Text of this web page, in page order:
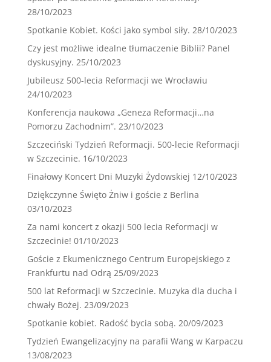
28/10/2023
Spotkanie Kobiet. Kości jako symbol siły. 28/10/2023
Czy jest możliwe idealne tłumaczenie Biblii? Panel
dyskusyjny. 25/10/2023
Jubileusz 500-lecia Reformacji we Wrocławiu
24/10/2023
Konferencja naukowa „Geneza Reformacji…na
Pomorzu Zachodnim”. 23/10/2023
Szczeciński Tydzień Reformacji. 500-lecie Reformacji
w Szczecinie. 16/10/2023
Finałowy Koncert Dni Muzyki Żydowskiej 12/10/2023
Dziękczynne Święto Żniw i goście z Berlina
03/10/2023
Za nami koncert z okazji 500 lecia Reformacji w
Szczecinie! 01/10/2023
Goście z Ekumenicznego Centrum Europejskiego z
Frankfurtu nad Odrą 25/09/2023
500 lat Reformacji w Szczecinie. Muzyka dla ducha i
chwały Bożej. 23/09/2023
Spotkanie kobiet. Radość bycia sobą. 20/09/2023
Tydzień Ewangelizacyjny na parafii Wang w Karpaczu
13/08/2023